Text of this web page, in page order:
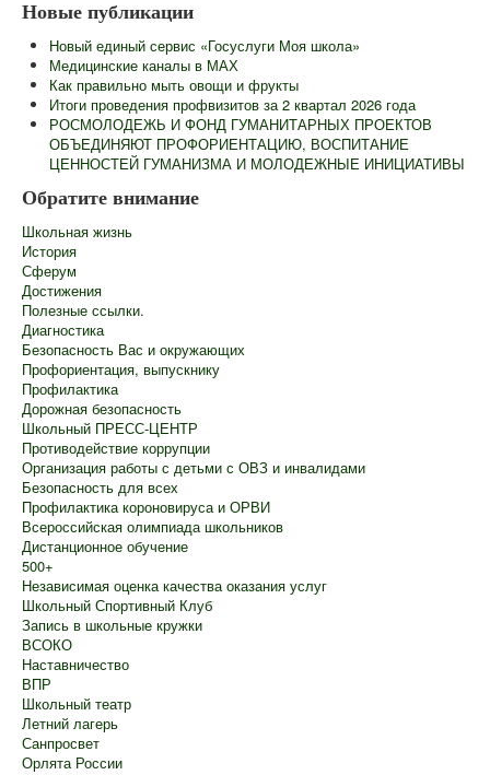
Сведения об образовательной организации
Информационная безопасность
Новости
Контакты
Центр "Точка Роста"
Педагогам
Ученикам
Родителям
ГИА
Роспотребнадзор информирует
Школьный лагерь
Новые публикации
Новый единый сервис «Госуслуги Моя школа»
Медицинские каналы в МАХ
Как правильно мыть овощи и фрукты
Итоги проведения профвизитов за 2 квартал 2026 года
РОСМОЛОДЕЖЬ И ФОНД ГУМАНИТАРНЫХ ПРОЕКТОВ
ОБЪЕДИНЯЮТ ПРОФОРИЕНТАЦИЮ, ВОСПИТАНИЕ
ЦЕННОСТЕЙ ГУМАНИЗМА И МОЛОДЕЖНЫЕ ИНИЦИАТИВЫ
Обратите внимание
Школьная жизнь
История
Сферум
Достижения
Полезные ссылки.
Диагностика
Безопасность Вас и окружающих
Профориентация, выпускнику
Профилактика
Дорожная безопасность
Школьный ПРЕСС-ЦЕНТР
Противодействие коррупции
Организация работы с детьми с ОВЗ и инвалидами
Безопасность для всех
Профилактика короновируса и ОРВИ
Всероссийская олимпиада школьников
Дистанционное обучение
500+
Независимая оценка качества оказания услуг
Школьный Спортивный Клуб
Запись в школьные кружки
ВСОКО
Наставничество
ВПР
Школьный театр
Летний лагерь
Санпросвет
Орлята России